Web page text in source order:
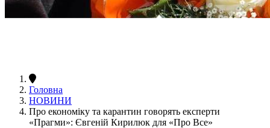
Головна
НОВИНИ
Про економіку та карантин говорять експерти
«Прагми»: Євгеній Кирилюк для «Про Все»